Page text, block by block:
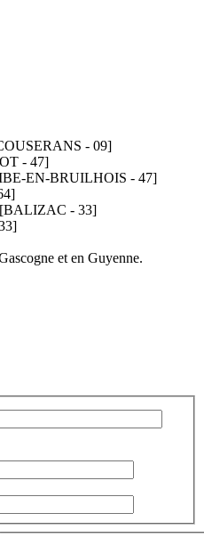
- 09]
- 47]
EN-BRUILHOIS - 47]
- 33]
et en Guyenne.